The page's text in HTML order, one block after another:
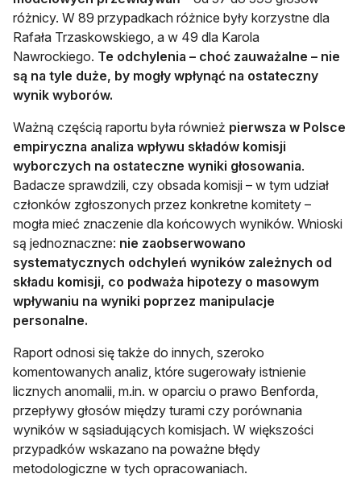
różnicy. W 89 przypadkach różnice były korzystne dla
Rafała Trzaskowskiego, a w 49 dla Karola
Nawrockiego. Te odchylenia – choć zauważalne – nie
są na tyle duże, by mogły wpłynąć na ostateczny
wynik wyborów.
Ważną częścią raportu była również pierwsza w Polsce
empiryczna analiza wpływu składów komisji
wyborczych na ostateczne wyniki głosowania.
Badacze sprawdzili, czy obsada komisji – w tym udział
członków zgłoszonych przez konkretne komitety –
mogła mieć znaczenie dla końcowych wyników. Wnioski
są jednoznaczne: nie zaobserwowano
systematycznych odchyleń wyników zależnych od
składu komisji, co podważa hipotezy o masowym
wpływaniu na wyniki poprzez manipulacje
personalne.
Raport odnosi się także do innych, szeroko
komentowanych analiz, które sugerowały istnienie
licznych anomalii, m.in. w oparciu o prawo Benforda,
przepływy głosów między turami czy porównania
wyników w sąsiadujących komisjach. W większości
przypadków wskazano na poważne błędy
metodologiczne w tych opracowaniach.